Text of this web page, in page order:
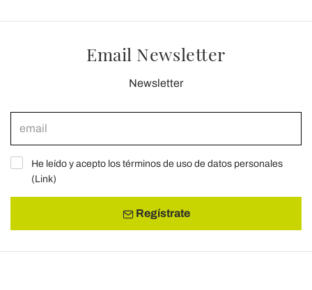
Email Newsletter
Newsletter
He leído y acepto los términos de uso de datos personales
(Link)
Regístrate